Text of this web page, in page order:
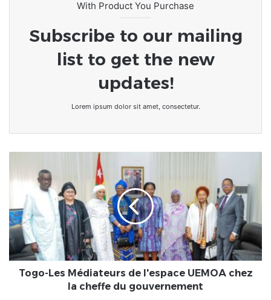
With Product You Purchase
Subscribe to our mailing
list to get the new
updates!
Lorem ipsum dolor sit amet, consectetur.
Médiateurs
l'espace
UEMOA
chez
la
cheffe
Togo-Les Médiateurs de l'espace UEMOA chez
la cheffe du gouvernement